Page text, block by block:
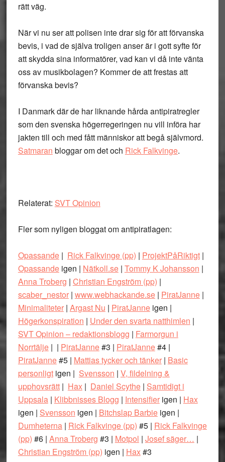
rätt väg.
När vi nu ser att polisen inte drar sig för att förvanska
bevis, i vad de själva troligen anser är i gott syfte för
att skydda sina informatörer, vad kan vi då inte vänta
oss av musikbolagen? Kommer de att frestas att
förvanska bevis?
I Danmark där de har liknande hårda antipiratregler
som den svenska högerregeringen nu vill införa har
jakten till och med fått människor att begå självmord.
Satmaran bloggar om det och Rick Falkvinge.
Relaterat: SVT Opinion
Fler som nyligen bloggat om antipiratlagen:
Opassande| Rick Falkvinge (pp) | ProjektPåRiktigt|
Opassandeigen | Nätkoll.se| Tommy K Johansson |
Anna Troberg | Christian Engström (pp) |
scaber_nestor| www.webhackande.se| PiratJanne|
Minimaliteter| Argast Nu | PiratJanneigen |
Högerkonspiration | Under den svarta natthimlen |
SVT Opinion – redaktionsblogg | Farmorgun i
Norrtälje| | PiratJanne#3 | PiratJanne#4 |
PiratJanne#5 | Mattias tycker och tänker| Basic
personligtigen | Svensson | V, fildelning &
upphovsrätt| Hax| Daniel Scythe| Samtidigt i
Uppsala| Klibbnisses Blogg | Intensifierigen | Hax
igen | Svensson igen | Bitchslap Barbieigen |
Dumheterna| Rick Falkvinge (pp) #5 | Rick Falkvinge
(pp) #6 | Anna Troberg #3 | Motpol | Josef säger… |
Christian Engström (pp) igen | Hax#3